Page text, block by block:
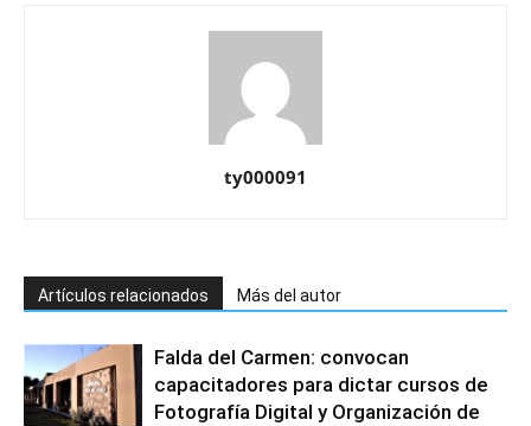
ty000091
Artículos relacionados Más del autor
Falda del Carmen: convocan
capacitadores para dictar cursos de
Fotografía Digital y Organización de